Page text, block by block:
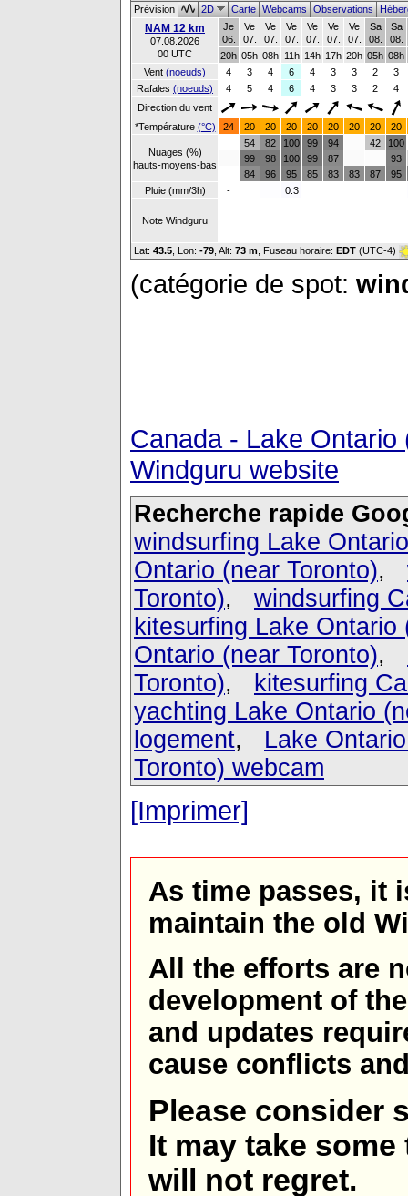
Prévision 2D CarteWebcamsObservations
NAM 12 km
07.08.2026
00 UTC
Je
06.
Ve
07.
Ve
07.
Ve
07.
Ve
07.
Ve
07.
Ve
07.
Sa
08.
Sa
08.
20h 05h 08h 11h 14h 17h 20h 05h 08h
Vent (noeuds) 4 3 4 6 4 3 3 2
3
Rafales (noeuds) 4 5 4 6 4 3 3 2
4
Direction du vent
*Température (°C) 24 20 20 20 20 20 20 20 20
Nuages (%)
hauts-moyens-bas
54
99
84
82
98
96
100
100
95
99
99
85
94
87
83
83
42
87
100
93
95
Pluie (mm/3h)
- 0.3
Note Windguru
Lat: 43.5 , Lon: -79 Alt: 73 m , Fuseau horaire: EDT (UTC-4)
(catégorie de spot:
Canada - Lake
Windguru website
Recherche rapide
windsurfing Lake
Ontario (near Toronto),
Toronto), windsurfing
kitesurfing Lake Ontario
Ontario (near Toronto),
Toronto),
kitesurfing
yachting Lake Ontario
logement, Lake
Toronto) webcam
[Imprimer]
As time passes, it
maintain the old
All the efforts are
development of
and updates
cause conflicts
Please consider
It may take
will not regret.